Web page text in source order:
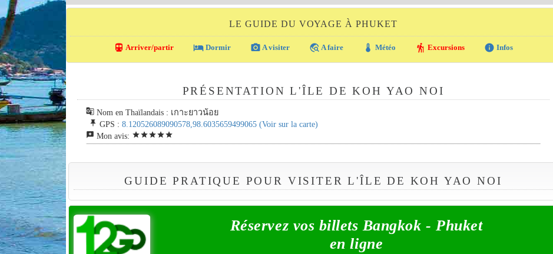
LE GUIDE DU VOYAGE À PHUKET
directions_transit Arriver/partir local_hotel Dormir photo_camera A visiter travel_explore A faire thermostat Météo hiking Excursions info Infos
PRÉSENTATION L'ÎLE DE KOH YAO NOI
g_translate Nom en Thaïlandais : เกาะยาวน้อย
push_pin GPS : 8.120526089090578,98.6035659499065 (Voir sur la carte)
reviews Mon avis: starstarstarstarstar
GUIDE PRATIQUE POUR VISITER L'ÎLE DE KOH YAO NOI
Réservez vos billets Bangkok - Phuket
en ligne